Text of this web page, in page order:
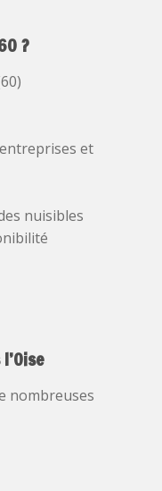
?
et
nuisibles
nombreuses